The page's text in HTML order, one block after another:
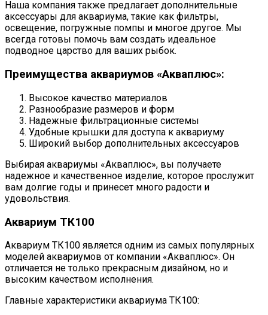
Наша компания также предлагает дополнительные
аксессуары для аквариума, такие как фильтры,
освещение, погружные помпы и многое другое. Мы
всегда готовы помочь вам создать идеальное
подводное царство для ваших рыбок.
Преимущества аквариумов «Акваплюс»:
Высокое качество материалов
Разнообразие размеров и форм
Надежные фильтрационные системы
Удобные крышки для доступа к аквариуму
Широкий выбор дополнительных аксессуаров
Выбирая аквариумы «Акваплюс», вы получаете
надежное и качественное изделие, которое прослужит
вам долгие годы и принесет много радости и
удовольствия.
Аквариум ТК100
Аквариум ТК100 является одним из самых популярных
моделей аквариумов от компании «Акваплюс». Он
отличается не только прекрасным дизайном, но и
высоким качеством исполнения.
Главные характеристики аквариума ТК100: